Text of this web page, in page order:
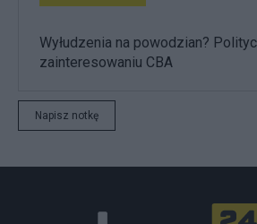
Wyłudzenia na powodzian?
zainteresowaniu CBA
Napisz notkę